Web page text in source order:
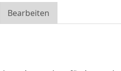
Bearbeiten